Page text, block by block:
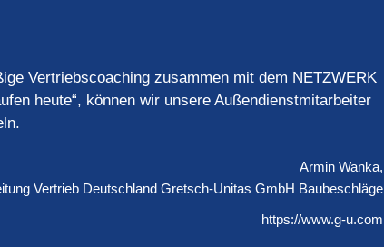
Vertriebscoaching zusammen mit dem NETZWERK
heute“, können wir unsere Außendienstmitarbeiter
Armin Wanka
Vertrieb Deutschland Gretsch-Unitas GmbH Baubeschläge
https://www.g-u.com